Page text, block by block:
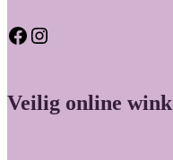
Facebook Instagram
Veilig online